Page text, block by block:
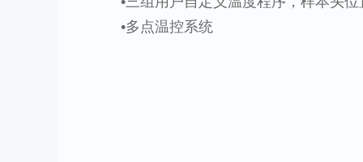
•多点温控系统